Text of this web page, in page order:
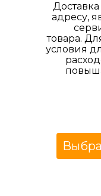
адресу,
товара.
условия